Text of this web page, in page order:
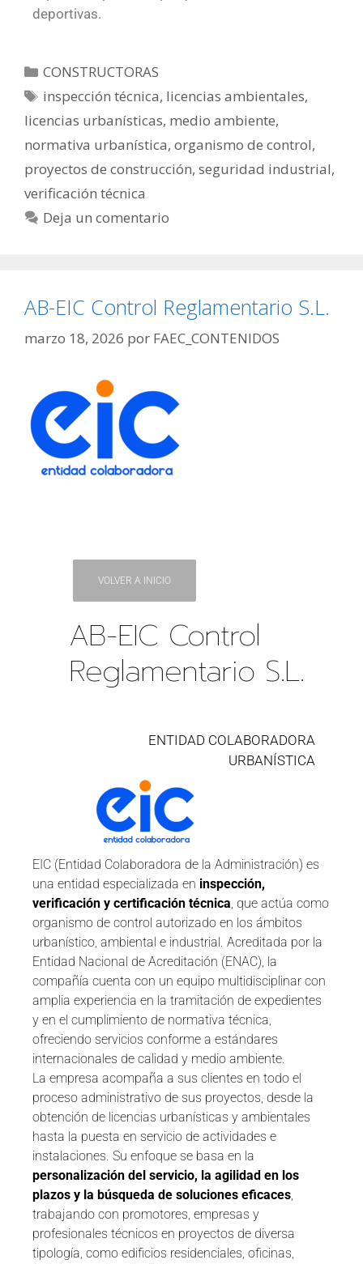
deportivas.
CONSTRUCTORAS
inspección técnica, licencias ambientales,
licencias urbanísticas, medio ambiente,
normativa urbanística, organismo de control,
proyectos de construcción, seguridad industrial,
verificación técnica
Deja un comentario
AB-EIC Control Reglamentario S.L.
marzo 18, 2026 por FAEC_CONTENIDOS
VOLVER A INICIO
AB-EIC Control
Reglamentario S.L.
ENTIDAD COLABORADORA
URBANÍSTICA
EIC (Entidad Colaboradora de la Administración) es
una entidad especializada en inspección,
verificación y certificación técnica, que actúa como
organismo de control autorizado en los ámbitos
urbanístico, ambiental e industrial. Acreditada por la
Entidad Nacional de Acreditación (ENAC), la
compañía cuenta con un equipo multidisciplinar con
amplia experiencia en la tramitación de expedientes
y en el cumplimiento de normativa técnica,
ofreciendo servicios conforme a estándares
internacionales de calidad y medio ambiente.
La empresa acompaña a sus clientes en todo el
proceso administrativo de sus proyectos, desde la
obtención de licencias urbanísticas y ambientales
hasta la puesta en servicio de actividades e
instalaciones. Su enfoque se basa en la
personalización del servicio, la agilidad en los
plazos y la búsqueda de soluciones eficaces,
trabajando con promotores, empresas y
profesionales técnicos en proyectos de diversa
tipología, como edificios residenciales, oficinas,